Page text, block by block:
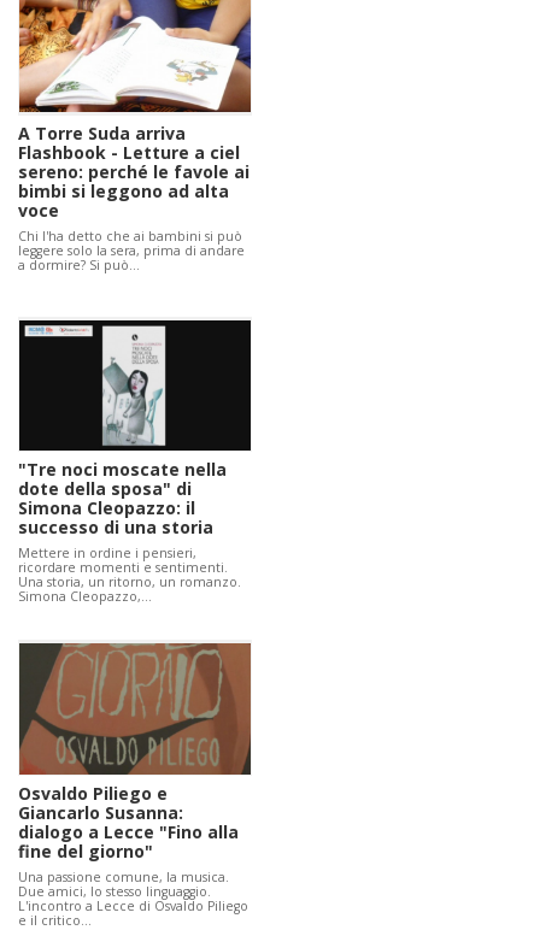
A Torre Suda arriva
Flashbook - Letture a ciel
sereno: perché le favole ai
bimbi si leggono ad alta
voce
Chi l'ha detto che ai bambini si può
leggere solo la sera, prima di andare
a dormire? Si può…
"Tre noci moscate nella
dote della sposa" di
Simona Cleopazzo: il
successo di una storia
Mettere in ordine i pensieri,
ricordare momenti e sentimenti.
Una storia, un ritorno, un romanzo.
Simona Cleopazzo,…
Osvaldo Piliego e
Giancarlo Susanna:
dialogo a Lecce "Fino alla
fine del giorno"
Una passione comune, la musica.
Due amici, lo stesso linguaggio.
L'incontro a Lecce di Osvaldo Piliego
e il critico…